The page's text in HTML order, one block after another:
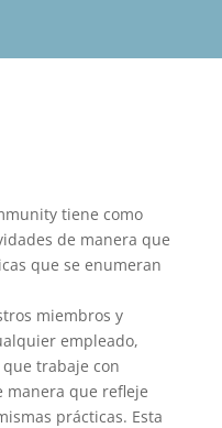
tiene como
de manera que
que se enumeran
miembros y
empleado,
trabaje con
manera que refleje
prácticas. Esta